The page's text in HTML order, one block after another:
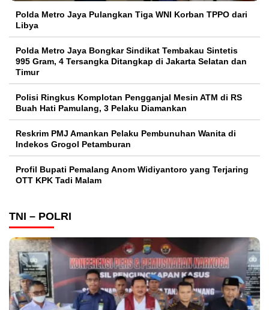
Polda Metro Jaya Pulangkan Tiga WNI Korban TPPO dari
Libya
Polda Metro Jaya Bongkar Sindikat Tembakau Sintetis
995 Gram, 4 Tersangka Ditangkap di Jakarta Selatan dan
Timur
Polisi Ringkus Komplotan Pengganjal Mesin ATM di RS
Buah Hati Pamulang, 3 Pelaku Diamankan
Reskrim PMJ Amankan Pelaku Pembunuhan Wanita di
Indekos Grogol Petamburan
Profil Bupati Pemalang Anom Widiyantoro yang Terjaring
OTT KPK Tadi Malam
TNI – POLRI